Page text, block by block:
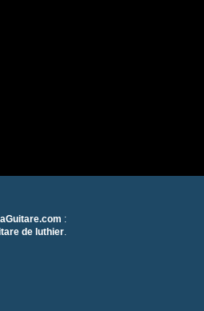
:
de luthier.